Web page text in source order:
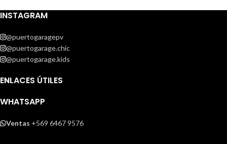
INSTAGRAM
@puertogaragepv
@puertogarage.chic
@puertogarage.kids
ENLACES ÚTILES
WHATSAPP
Ventas +569 6467 9576